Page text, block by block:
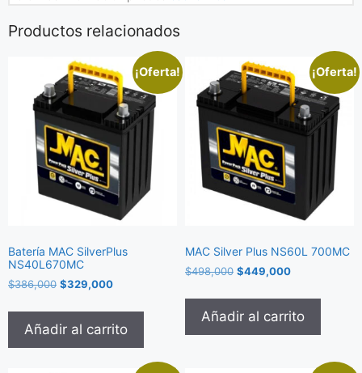
Productos relacionados
¡Oferta!
Batería MAC SilverPlus
NS40L670MC
$386,000 $329,000
Añadir al carrito
¡Oferta!
MAC Silver Plus NS60L 700MC
$498,000 $449,000
Añadir al carrito